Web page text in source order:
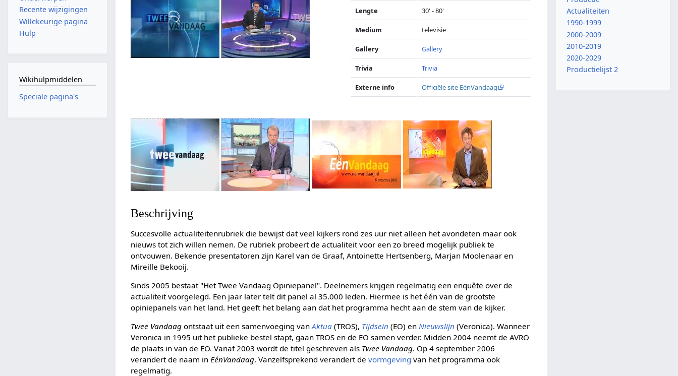
Lengte 30' - 80'
Medium televisie
Gallery Gallery
Trivia Trivia
Externe info Officiële site EénVandaag
Beschrijving
Succesvolle actualiteitenrubriek die bewijst dat veel kijkers rond zes uur niet alleen het avondeten maar ook
nieuws tot zich willen nemen. De rubriek probeert de actualiteit voor een zo breed mogelijk publiek te
ontvouwen. Bekende presentatoren zijn Karel van de Graaf, Antoinette Hertsenberg, Marjan Moolenaar en
Mireille Bekooij.
Sinds 2005 bestaat "Het Twee Vandaag Opiniepanel". Deelnemers krijgen regelmatig een enquête over de
actualiteit voorgelegd. Een jaar later telt dit panel al 35.000 leden. Hiermee is het één van de grootste
opiniepanels van het land. Het geeft het belang aan dat het programma hecht aan de stem van de kijker.
Twee Vandaag ontstaat uit een samenvoeging vanAktua (TROS), Tijdsein (EO) en Nieuwslijn (Veronica). Wanneer
Veronica in 1995 uit het publieke bestel stapt, gaan TROS en de EO samen verder. Midden 2004 neemt de AVRO
de plaats in van de EO. Vanaf 2003 wordt de titel geschreven als Twee Vandaag. Op 4 september 2006
verandert de naam in EénVandaag. Vanzelfsprekend verandert devormgeving van het programma ook
regelmatig.
Recente wijzigingen
Willekeurige pagina
Hulp
Wikihulpmiddelen
Speciale pagina's
Actualiteiten
1990-1999
2000-2009
2010-2019
2020-2029
Productielijst 2